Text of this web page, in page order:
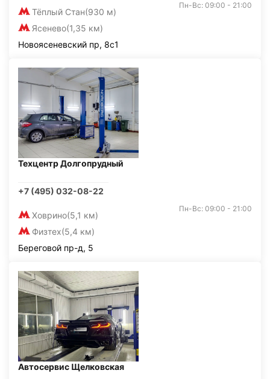
Тёплый Стан(930 м)
Ясенево(1,35 км)
Пн-Вс: 09:00 - 21:00
Новоясеневский пр, 8с1
Техцентр Долгопрудный
+7 (495) 032-08-22
Ховрино(5,1 км)
Физтех(5,4 км)
Пн-Вс: 09:00 - 21:00
Береговой пр-д, 5
Автосервис Щелковская